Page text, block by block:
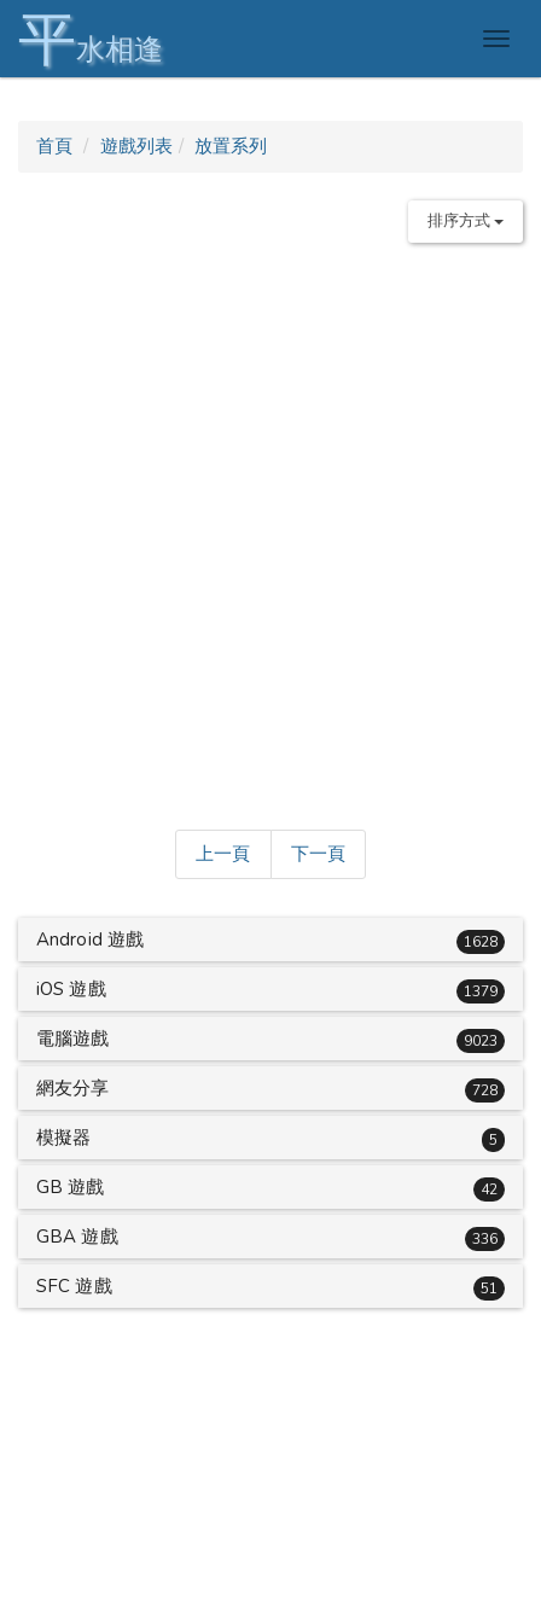
平水相逢
首頁 遊戲列表 放置系列
排序方式
上一頁 下一頁
Android 遊戲 1628
iOS 遊戲 1379
電腦遊戲 9023
網友分享 728
模擬器 5
GB 遊戲 42
GBA 遊戲 336
SFC 遊戲 51